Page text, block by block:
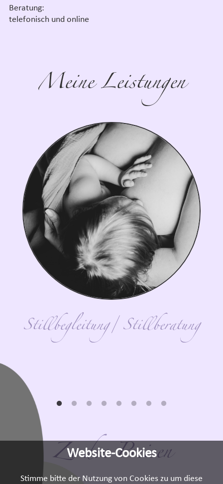
Website-Cookies
Stimme bitte der Nutzung von Cookies zu um diese
Beratung:
telefonisch und online
Meine Leistungen
Stillbegleitung/ Stillberatung
Zu den Preisen